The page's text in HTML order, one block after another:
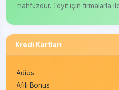
mahfuzdur. Teyit için firmalarla
Kredi Kartları
Adios
Afili Bonus